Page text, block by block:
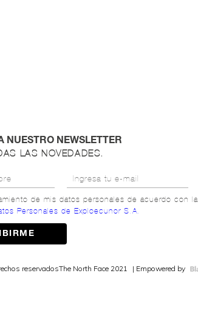
NUESTRO NEWSLETTER
LAS NOVEDADES.
de mis datos personales de acuerdo con la
Personales de Exploecunor S.A.
reservadosThe North Face 2021 Empowered by